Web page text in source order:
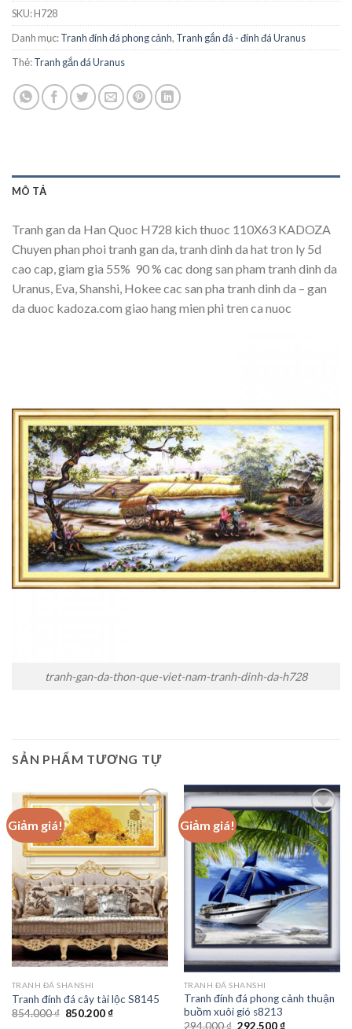
SKU:H728
Danh mục:Tranh đính đá phong cảnh, Tranh gắn đá - đính đá Uranus
Thẻ:Tranh gắn đá Uranus
MÔ TẢ
Tranh gan da Han Quoc H728 kich thuoc 110X63 KADOZA
Chuyen phan phoi tranh gan da, tranh dinh da hat tron ly 5d
cao cap, giam gia 55%  90 % cac dong san pham tranh dinh da
Uranus, Eva, Shanshi, Hokee cac san pha tranh dinh da – gan
da duoc kadoza.com giao hang mien phi tren ca nuoc
tranh-gan-da-thon-que-viet-nam-tranh-dinh-da-h728
SẢN PHẨM TƯƠNG TỰ
Giảm giá!
Add to
wishlist
TRANH ĐÁ SHANSHI
Tranh đính đá cây tài lộc S8145
854.000₫ Giá
850.200₫Giá
Giảm giá!
Add to
wishlist
TRANH ĐÁ SHANSHI
Tranh đính đá phong cảnh thuận
buồm xuôi gió s8213
294.000₫ Giá
292.500₫Giá